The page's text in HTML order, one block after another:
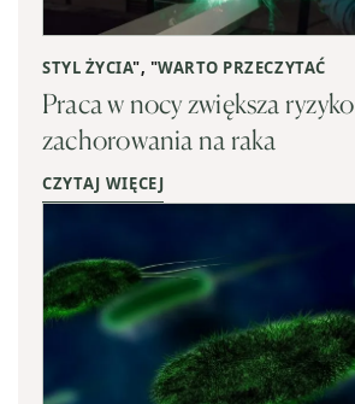
STYL ŻYCIA", "WARTO PRZECZYTAĆ
Praca w nocy zwiększa ryzyko
zachorowania na raka
CZYTAJ WIĘCEJ